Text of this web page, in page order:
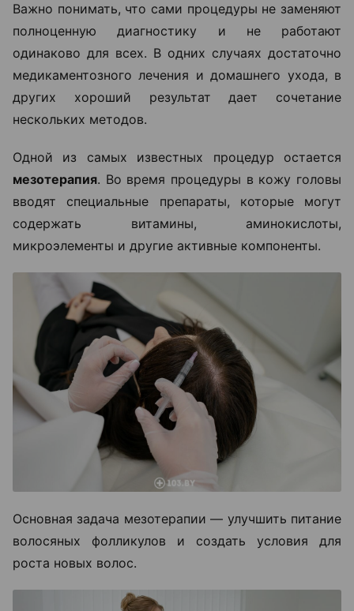
Важно понимать, что сами процедуры не заменяют
полноценную диагностику и не работают
одинаково для всех. В одних случаях достаточно
медикаментозного лечения и домашнего ухода, в
других хороший результат дает сочетание
нескольких методов.
Одной из самых известных процедур остается
мезотерапия. Во время процедуры в кожу головы
вводят специальные препараты, которые могут
содержать витамины, аминокислоты,
микроэлементы и другие активные компоненты.
Основная задача мезотерапии — улучшить питание
волосяных фолликулов и создать условия для
роста новых волос.